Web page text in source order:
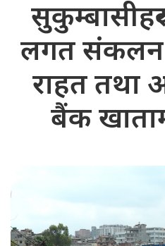
लगत संकलन
राहत तथा
बैंक